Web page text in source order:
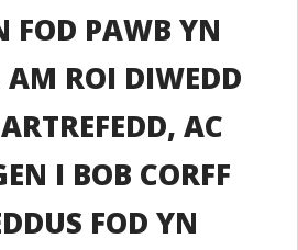
FOD PAWB YN
AM ROI DIWEDD
AC
I BOB CORFF
FOD YN